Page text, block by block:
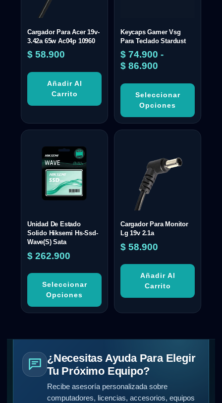
Cargador Para Acer 19v-
3.42a 65w Ac04p 10960
$ 58.900
Añadir Al
Carrito
Keycaps Gamer Vsg
Para Teclado Stardust
$ 74.900 -
$ 86.900
Seleccionar
Opciones
Unidad De Estado
Solido Hiksemi Hs-Ssd-
Wave(S) Sata
$ 262.900
Seleccionar
Opciones
Cargador Para Monitor
Lg 19v 2.1a
$ 58.900
Añadir Al
Carrito
¿Necesitas Ayuda Para Elegir
Tu Próximo Equipo?
Recibe asesoría personalizada sobre
computadores, licencias, accesorios, equipos